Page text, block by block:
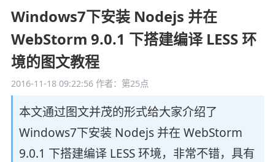
Windows7下安装 Nodejs 并在
WebStorm 9.0.1 下搭建编译 LESS 环
境的图文教程
2016-11-18 09:22:56作者：第25点
本文通过图文并茂的形式给大家介绍了
Windows7下安装 Nodejs 并在 WebStorm
9.0.1 下搭建编译 LESS 环境，非常不错，具有